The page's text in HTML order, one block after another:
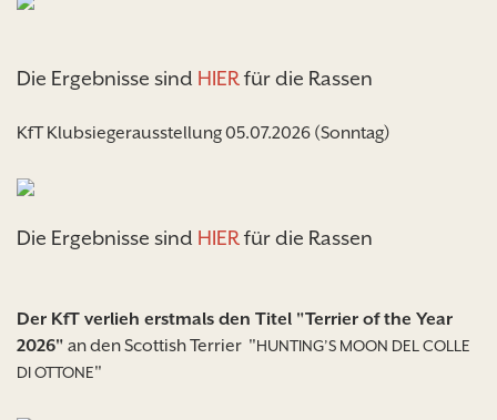
Die Ergebnisse sind HIERfür die Rassen
KfT Klubsiegerausstellung 05.07.2026 (Sonntag)
Die Ergebnisse sind HIERfür die Rassen
Der KfT verlieh erstmals den Titel "Terrier of the Year
2026" an den Scottish Terrier "HUNTING’S MOON DEL COLLE
DI OTTONE"